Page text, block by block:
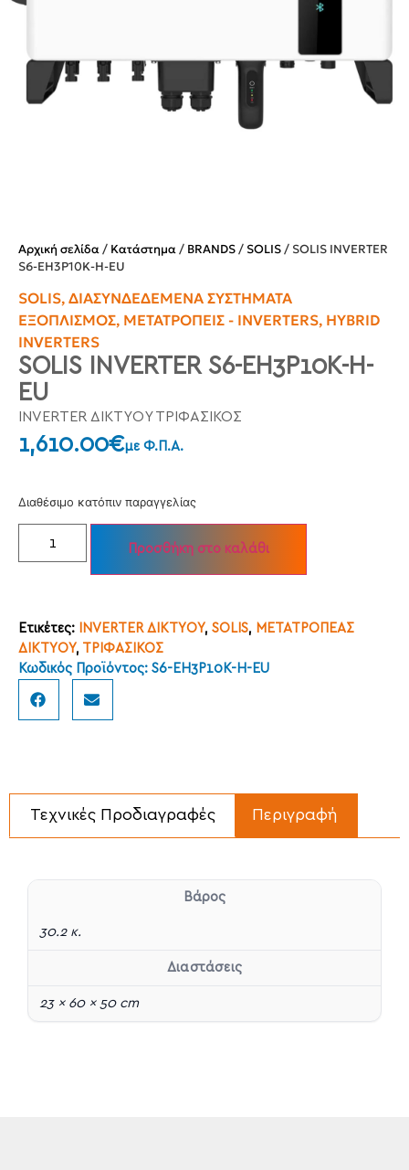
Αρχική σελίδα/ Κατάστημα/ BRANDS/ SOLIS/ SOLIS INVERTER
S6-EH3P10K-H-EU
SOLIS, ΔΙΑΣΥΝΔΕΔΕΜΈΝΑ ΣΥΣΤΉΜΑΤΑ
ΕΞΟΠΛΙΣΜΌΣ, ΜΕΤΑΤΡΟΠΕΊΣ - INVERTERS, HYBRID
INVERTERS
SOLIS INVERTER S6-EH3P10K-H-
EU
INVERTER ΔΙΚΤΥΟΥ ΤΡΙΦΑΣΙΚΟΣ
1,610.00€με Φ.Π.Α.
Διαθέσιμο κατόπιν παραγγελίας
Προσθήκη στο καλάθι
Ετικέτες: INVERTER ΔΙΚΤΥΟΥ, SOLIS, ΜΕΤΑΤΡΟΠΕΑΣ
ΔΙΚΤΥΟΥ, ΤΡΙΦΑΣΙΚΟΣ
Κωδικός Προϊόντος: S6-EH3P10K-H-EU
Περιγραφή
Τεχνικές Προδιαγραφές
Βάρος
30.2 κ.
Διαστάσεις
23 × 60 × 50 cm